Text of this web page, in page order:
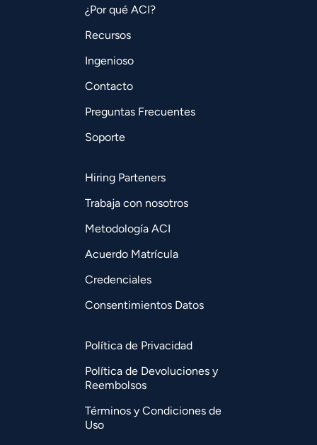
¿Por qué ACI?
Recursos
Ingenioso
Contacto
Preguntas Frecuentes
Soporte
Hiring Parteners
Trabaja con nosotros
Metodología ACI
Acuerdo Matrícula
Credenciales
Consentimientos Datos
Política de Privacidad
Política de Devoluciones y
Reembolsos
Términos y Condiciones de
Uso